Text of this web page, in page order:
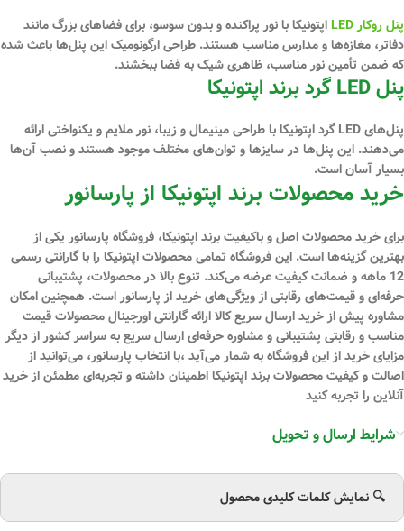
پنل‌ روکار LED
اپتونیکا با نور پراکنده و بدون سوسو، برای فضاهای بزرگ مانند
دفاتر، مغازه‌ها و مدارس مناسب هستند. طراحی ارگونومیک این پنل‌ها باعث شده
که ضمن تأمین نور مناسب، ظاهری شیک به فضا ببخشند.
پنل LED گرد برند اپتونیکا
پنل‌های LED گرد اپتونیکا با طراحی مینیمال و زیبا، نور ملایم و یکنواختی ارائه
می‌دهند. این پنل‌ها در سایزها و توان‌های مختلف موجود هستند و نصب آن‌ها
بسیار آسان است.
خرید محصولات برند اپتونیکا از پارسانور
برای خرید محصولات اصل و باکیفیت برند اپتونیکا، فروشگاه پارسانور یکی از
بهترین گزینه‌ها است. این فروشگاه تمامی محصولات اپتونیکا را با گارانتی رسمی
12 ماهه و ضمانت کیفیت عرضه می‌کند. تنوع بالا در محصولات، پشتیبانی
حرفه‌ای و قیمت‌های رقابتی از ویژگی‌های خرید از پارسانور است. همچنین امکان
مشاوره پیش از خرید ارسال سریع کالا ارائه گارانتی اورجینال محصولات قیمت
مناسب و رقابتی پشتیبانی و مشاوره حرفه‌ای ارسال سریع به سراسر کشور از دیگر
مزایای خرید از این فروشگاه به شمار می‌آید ،با انتخاب پارسانور، می‌توانید از
اصالت و کیفیت محصولات برند اپتونیکا اطمینان داشته و تجربه‌ای مطمئن از خرید
آنلاین را تجربه کنید
شرایط ارسال و تحویل
🔍 نمایش کلمات کلیدی محصول